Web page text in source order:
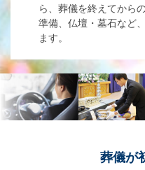
ら、葬儀を終えてから
準備、仏壇・墓石など
ます。
葬儀が